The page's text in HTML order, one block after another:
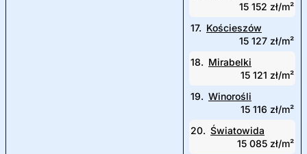
15 152 zł/m²
17. Kościeszów
15 127 zł/m²
18. Mirabelki
15 121 zł/m²
19. Winorośli
15 116 zł/m²
20. Światowida
15 085 zł/m²